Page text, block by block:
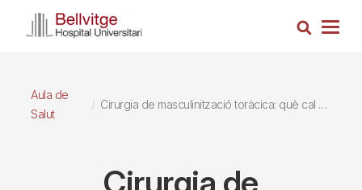
Cerca
Aula de
Salut
Cirurgia de masculinització toràcica: què cal saber